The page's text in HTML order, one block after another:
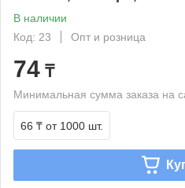
В наличии
Код: 23
Опт и розница
74 ₸
Минимальная сумма заказа на
66 ₸ от 1000 шт.